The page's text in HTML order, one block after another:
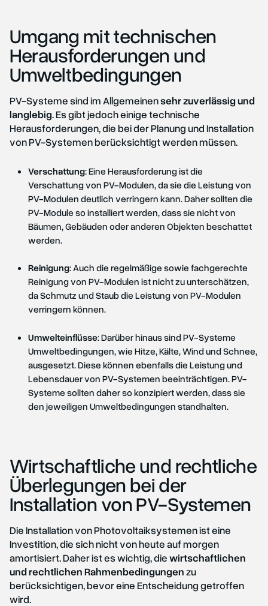
Umgang mit technischen
Herausforderungen und
Umweltbedingungen
PV-Systeme sind im Allgemeinensehr zuverlässig und
langlebig. Es gibt jedoch einige technische
Herausforderungen, die bei der Planung und Installation
von PV-Systemen berücksichtigt werden müssen.
Verschattung: Eine Herausforderung ist die
Verschattung von PV-Modulen, da sie die Leistung von
PV-Modulen deutlich verringern kann. Daher sollten die
PV-Module so installiert werden, dass sie nicht von
Bäumen, Gebäuden oder anderen Objekten beschattet
werden.
Reinigung: Auch die regelmäßige sowie fachgerechte
Reinigung von PV-Modulen ist nicht zu unterschätzen,
da Schmutz und Staub die Leistung von PV-Modulen
verringern können.
Umwelteinflüsse: Darüber hinaus sind PV-Systeme
Umweltbedingungen, wie Hitze, Kälte, Wind und Schnee,
ausgesetzt. Diese können ebenfalls die Leistung und
Lebensdauer von PV-Systemen beeinträchtigen. PV-
Systeme sollten daher so konzipiert werden, dass sie
den jeweiligen Umweltbedingungen standhalten.
Wirtschaftliche und rechtliche
Überlegungen bei der
Installation von PV-Systemen
Die Installation von Photovoltaiksystemen ist eine
Investition, die sich nicht von heute auf morgen
amortisiert. Daher ist es wichtig, diewirtschaftlichen
und rechtlichen Rahmenbedingungenzu
berücksichtigen, bevor eine Entscheidung getroffen
wird.